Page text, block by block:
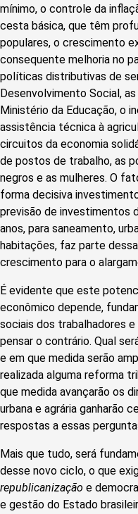
mínimo, o controle da
cesta básica, que têm
populares, o crescimento
consequente melhoria no
políticas distributivas de
Desenvolvimento Social,
Ministério da Educação, o
assistência técnica à
circuitos da economia
de postos de trabalho, as
negros e as mulheres. O
forma decisiva
previsão de investimentos
anos, para saneamento,
habitações, faz parte
crescimento para o
É evidente que este
econômico depende,
sociais dos trabalhadores
pensar o contrário. Qual
e em que medida serão
realizada alguma reforma
que medida avançarão os
urbana e agrária ganharão
respostas a essas
Mais que tudo, será
desse novo ciclo, o que
republicanização e
e gestão do Estado